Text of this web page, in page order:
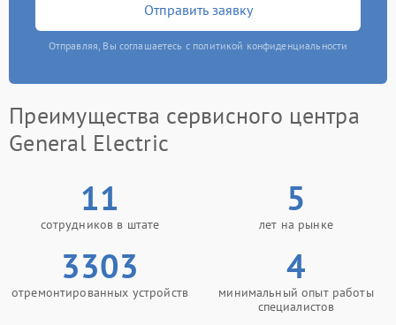
Отправить заявку
Отправляя, Вы соглашаетесь с политикой конфиденциальности
Преимущества сервисного центра
General Electric
11
сотрудников в штате
5
лет на рынке
3303
отремонтированных устройств
4
минимальный опыт работы
специалистов